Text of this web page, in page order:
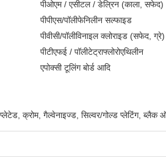
पीओएम / एसीटल / डेल्रिन (काला, सफेद)
पीपीएस/पॉलीफेनिलीन सल्फाइड
पीवीसी/पॉलीविनाइल क्लोराइड (सफेद, ग्रे)
पीटीएफई / पॉलीटेट्राफ्लोरोएथिलीन
एपोक्सी टूलिंग बोर्ड आदि
प्लेटेड, क्रोम, गैल्वेनाइज्ड, सिल्वर/गोल्ड प्लेटिंग,